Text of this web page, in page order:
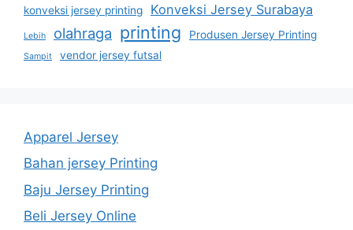
konveksi jersey printing Konveksi Jersey Surabaya
Lebih olahraga printing Produsen Jersey Printing
Sampit vendor jersey futsal
Apparel Jersey
Bahan jersey Printing
Baju Jersey Printing
Beli Jersey Online